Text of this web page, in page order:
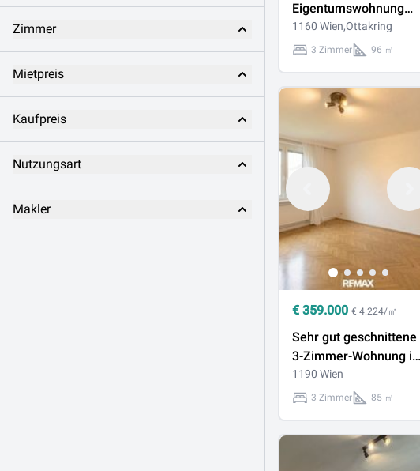
Zimmer
Mietpreis
Kaufpreis
Nutzungsart
Makler
Eigentumswohnung
mit Lift – Nähe
Yppenplatz &
1160 Wien,Ottakring
3 Zimmer 96 ㎡
€ 359.000 € 4.224/㎡
Sehr gut geschnittene
3-Zimmer-Wohnung in
begehrter Döblinger
Wohnlage
1190 Wien
3 Zimmer 85 ㎡